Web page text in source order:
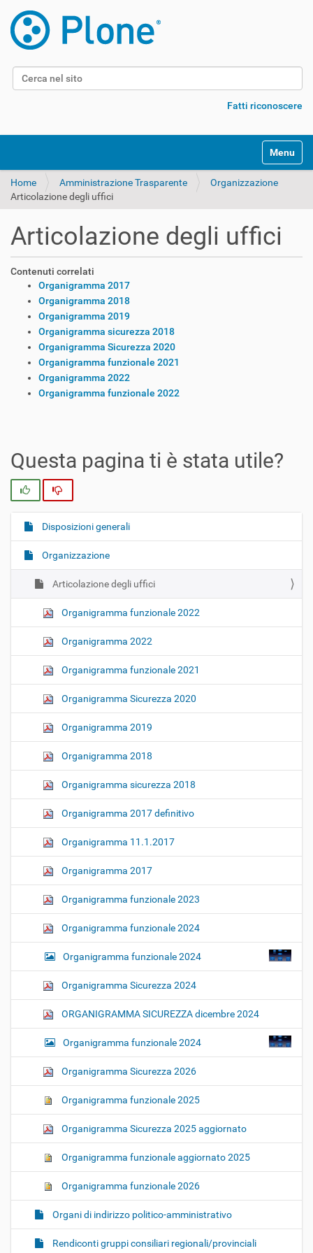
Cerca nel sito
Fatti riconoscere
Alterna
Home Amministrazione Trasparente
Organizzazione
Articolazione degli uffici
Articolazione degli uffici
Contenuti correlati
Organigramma 2017
Organigramma 2018
Organigramma 2019
Organigramma sicurezza 2018
Organigramma Sicurezza 2020
Organigramma funzionale 2021
Organigramma 2022
Organigramma funzionale 2022
Questa pagina ti è stata utile?
N
a
v
g
i
n
Disposizioni generali
Organizzazione
Articolazione degli uffici
Organigramma funzionale 2022
Organigramma 2022
Organigramma funzionale 2021
Organigramma Sicurezza 2020
Organigramma 2019
Organigramma 2018
Organigramma sicurezza 2018
Organigramma 2017 definitivo
Organigramma 11.1.2017
Organigramma 2017
Organigramma funzionale 2023
Organigramma funzionale 2024
Organigramma funzionale 2024
Organigramma Sicurezza 2024
ORGANIGRAMMA SICUREZZA dicembre 2024
Organigramma funzionale 2024
Organigramma Sicurezza 2026
Organigramma funzionale 2025
Organigramma Sicurezza 2025 aggiornato
Organigramma funzionale aggiornato 2025
Organigramma funzionale 2026
Organi di indirizzo politico-amministrativo
Rendiconti gruppi consiliari regionali/provinciali